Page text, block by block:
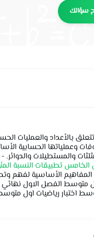
سؤالك
بالأعداد والعمليات
وعملياتها الحسابية
والمستطيلات
تطبيقات النسبة
الأساسية لفهم
متوسط الفصل الاول
اختبار رياضيات اول متوسط ١٤٤٣ اختبار رياضيات